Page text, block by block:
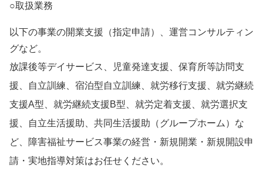
○取扱業務
以下の事業の開業支援（指定申請）、運営コンサルティン
グなど。
放課後等デイサービス、児童発達支援、保育所等訪問支
援、自立訓練、宿泊型自立訓練、就労移行支援、就労継続
支援A型、就労継続支援B型、就労定着支援、就労選択支
援、自立生活援助、共同生活援助（グループホーム）な
ど、障害福祉サービス事業の経営・新規開業・新規開設申
請・実地指導対策はお任せください。